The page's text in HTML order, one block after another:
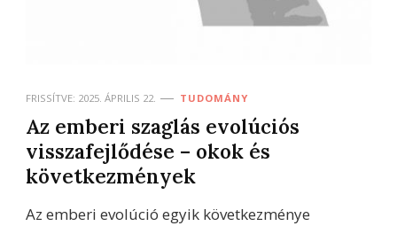
FRISSÍTVE: 2025. ÁPRILIS 22. TUDOMÁNY
Az emberi szaglás evolúciós
visszafejlődése – okok és
következmények
Az emberi evolúció egyik következménye